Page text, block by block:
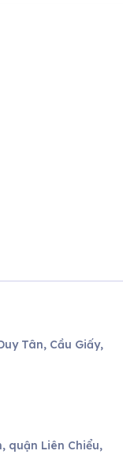
Tân, Cầu Giấy,
quận Liên Chiểu,